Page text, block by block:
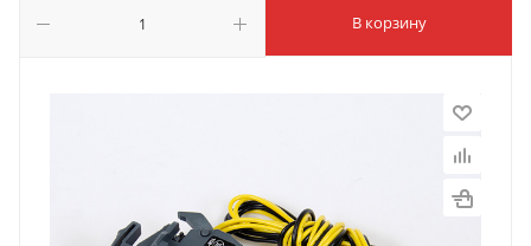
В корзину